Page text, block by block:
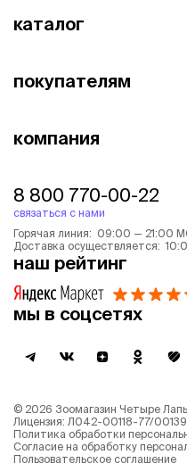
каталог
покупателям
компания
8 800 770-00-22
связаться с нами
Горячая линия: 09:00 — 21:00
Доставка осуществляется:
наш рейтинг
мы в соцсетях
© 2026 Зоомагазин Четыре
Лицензия: Л042-00118-77/
Политика обработки
Согласие на обработку
Пользовательское соглашение